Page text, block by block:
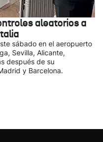
aleatorios a
sábado en el aeropuerto
Sevilla, Alicante,
después de su
y Barcelona.